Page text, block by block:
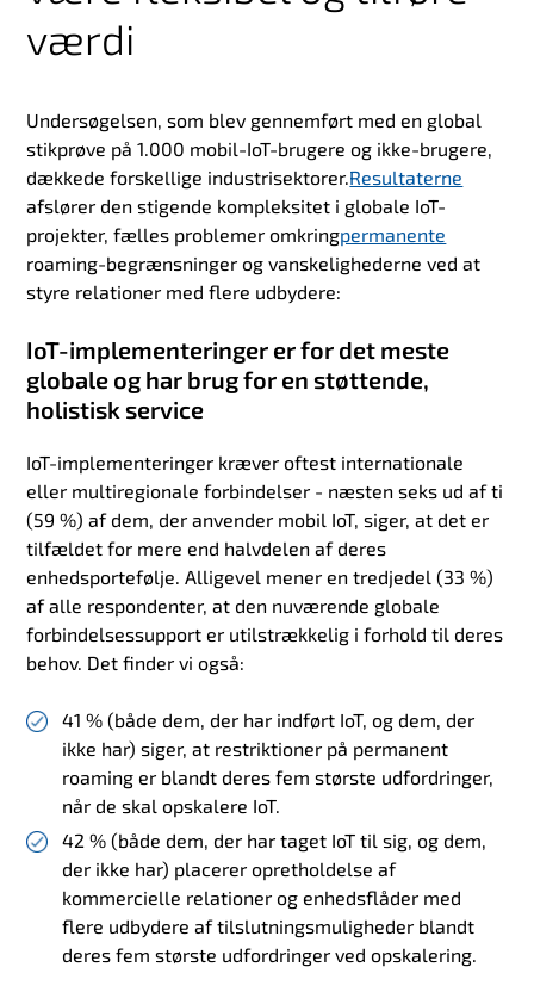
værdi
Undersøgelsen, som blev gennemført med en global
stikprøve på 1.000 mobil-IoT-brugere og ikke-brugere,
dækkede forskellige industrisektorer. Resultaterne
afslører den stigende kompleksitet i globale IoT-
projekter, fælles problemer omkringpermanente
roaming-begrænsningerog vanskelighederne ved at
styre relationer med flere udbydere:
IoT-implementeringer er for det meste
globale og har brug for en støttende,
holistisk service
IoT-implementeringer kræver oftest internationale
eller multiregionale forbindelser - næsten seks ud af ti
(59 %) af dem, der anvender mobil IoT, siger, at det er
tilfældet for mere end halvdelen af deres
enhedsportefølje. Alligevel mener en tredjedel (33 %)
af alle respondenter, at den nuværende globale
forbindelsessupport er utilstrækkelig i forhold til deres
behov. Det finder vi også:
41 % (både dem, der har indført IoT, og dem, der
ikke har) siger, at restriktioner på permanent
roaming er blandt deres fem største udfordringer,
når de skal opskalere IoT.
42 % (både dem, der har taget IoT til sig, og dem,
der ikke har) placerer opretholdelse af
kommercielle relationer og enhedsflåder med
flere udbydere af tilslutningsmuligheder blandt
deres fem største udfordringer ved opskalering.